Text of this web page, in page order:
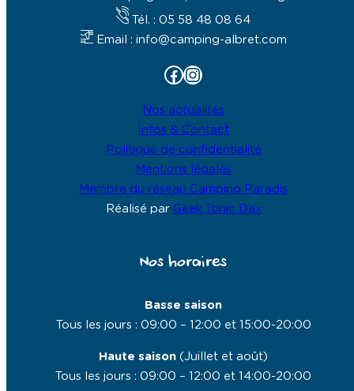
Tél. : 05 58 48 08 64
Email : info@camping-albret.com
Facebook Instagram
Nos actualités
Infos & Contact
Politique de confidentialité
Mentions légales
Membre du réseau Camping Paradis
Réalisé par Geek Tonic Dax
Nos horaires
Basse saison
Tous les jours : 09:00 – 12:00 et 15:00-20:00
Haute saison (Juillet et août)
Tous les jours : 09:00 – 12:00 et 14:00-20:00